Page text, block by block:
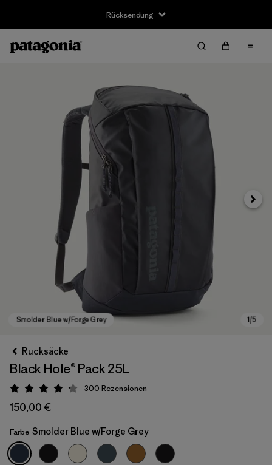
Rücksendung
Smolder Blue w/Forge Grey
Rucksäcke
Black Hole® Pack 25L
Bewertung: 4.2 / 5
300 Rezensionen
150,00 €
Farbe Smolder Blue w/Forge Grey